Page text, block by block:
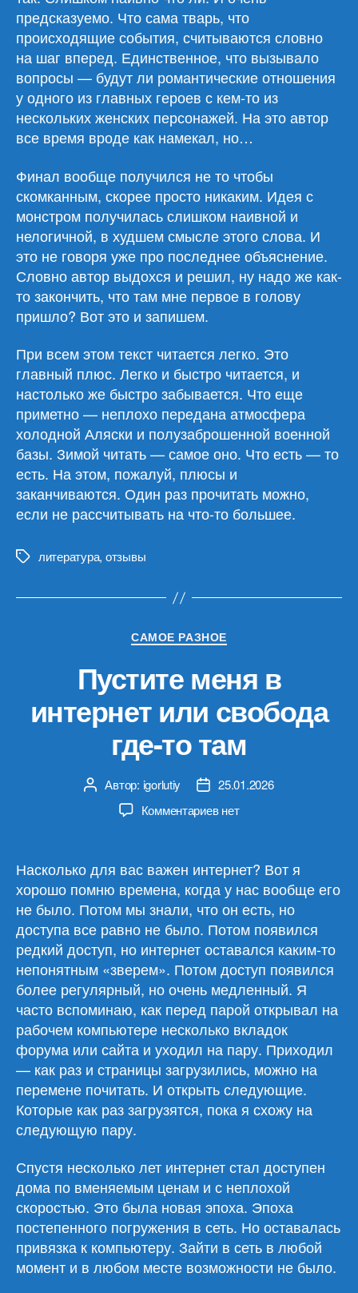
предсказуемо. Что сама тварь, что
происходящие события, считываются словно
на шаг вперед. Единственное, что вызывало
вопросы — будут ли романтические отношения
у одного из главных героев с кем-то из
нескольких женских персонажей. На это автор
все время вроде как намекал, но…
Финал вообще получился не то чтобы
скомканным, скорее просто никаким. Идея с
монстром получилась слишком наивной и
нелогичной, в худшем смысле этого слова. И
это не говоря уже про последнее объяснение.
Словно автор выдохся и решил, ну надо же как-
то закончить, что там мне первое в голову
пришло? Вот это и запишем.
При всем этом текст читается легко. Это
главный плюс. Легко и быстро читается, и
настолько же быстро забывается. Что еще
приметно — неплохо передана атмосфера
холодной Аляски и полузаброшенной военной
базы. Зимой читать — самое оно. Что есть — то
есть. На этом, пожалуй, плюсы и
заканчиваются. Один раз прочитать можно,
если не рассчитывать на что-то большее.
Меткилитература, отзывы
Рубрики
САМОЕ РАЗНОЕ
Пустите меня в
интернет или свобода
где-то там
Автор
записи
Автор: igorlutiy
Дата25.01.2026
Комментариевк
в
интернет
или
свобода
где-
то
там
нет
Насколько для вас важен интернет? Вот я
хорошо помню времена, когда у нас вообще его
не было. Потом мы знали, что он есть, но
доступа все равно не было. Потом появился
редкий доступ, но интернет оставался каким-то
непонятным «зверем». Потом доступ появился
более регулярный, но очень медленный. Я
часто вспоминаю, как перед парой открывал на
рабочем компьютере несколько вкладок
форума или сайта и уходил на пару. Приходил
— как раз и страницы загрузились, можно на
перемене почитать. И открыть следующие.
Которые как раз загрузятся, пока я схожу на
следующую пару.
Спустя несколько лет интернет стал доступен
дома по вменяемым ценам и с неплохой
скоростью. Это была новая эпоха. Эпоха
постепенного погружения в сеть. Но оставалась
привязка к компьютеру. Зайти в сеть в любой
момент и в любом месте возможности не было.